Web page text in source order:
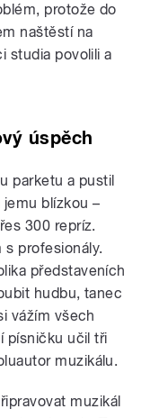
protože do
naštěstí na
studia povolili a
úspěch
parketu a pustil
blízkou –
300 repríz.
profesionály.
představeních
hudbu, tanec
vážím všech
písničku učil tři
muzikálu.
muzikál